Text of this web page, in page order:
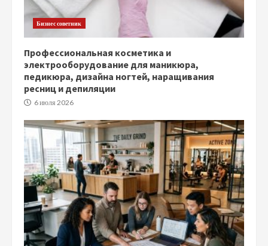
Бизнес советник
Профессиональная косметика и
электрооборудование для маникюра,
педикюра, дизайна ногтей, наращивания
ресниц и депиляции
6 июля 2026